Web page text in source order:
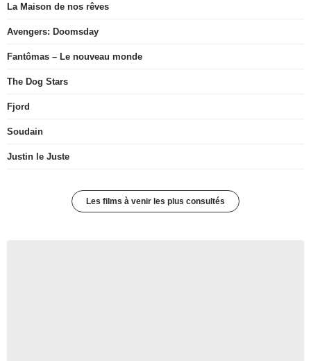
La Maison de nos rêves
Avengers: Doomsday
Fantômas – Le nouveau monde
The Dog Stars
Fjord
Soudain
Justin le Juste
Les films à venir les plus consultés